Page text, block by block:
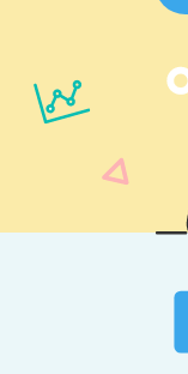
以後、この
ェック体制
で、今後と
ようお願い